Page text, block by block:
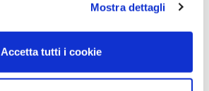
Mostra dettagli
Accetta tutti i cookie